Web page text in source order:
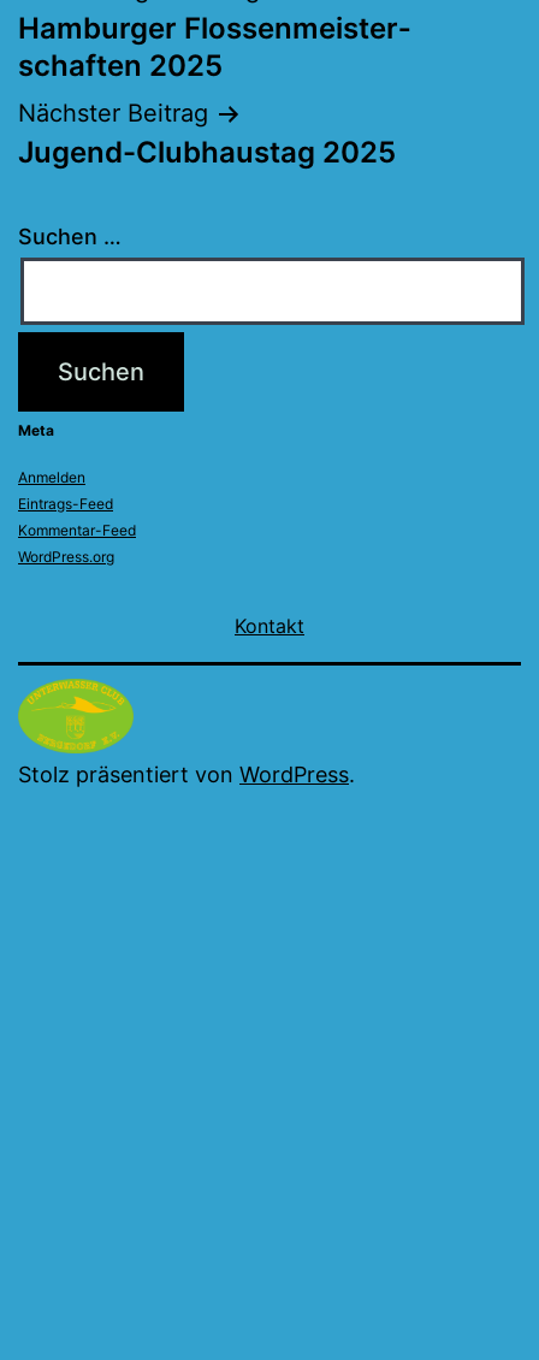
Hamburger Flossen­meister­
schaften 2025
Nächster Beitrag
Jugend-Clubhaustag 2025
Suchen …
Meta
Anmelden
Eintrags-Feed
Kommentar-Feed
WordPress.org
Kontakt
Stolz präsentiert von WordPress.